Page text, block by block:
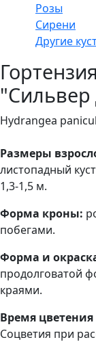
Розы
Сирени
Другие
Hydrangea
Размеры
листопадный
1,3-1,5 м.
Форма кроны:
побегами.
Форма и
продолговатой
краями.
Время
Соцветия при